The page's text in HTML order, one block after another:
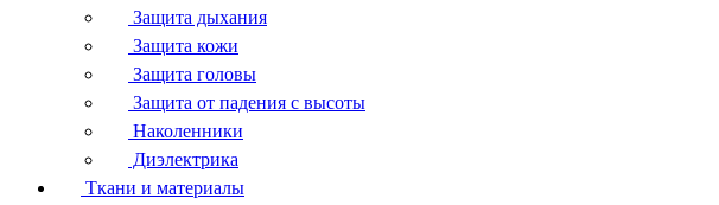
Защита дыхания
Защита кожи
Защита головы
Защита от падения с высоты
Наколенники
Диэлектрика
Ткани и материалы